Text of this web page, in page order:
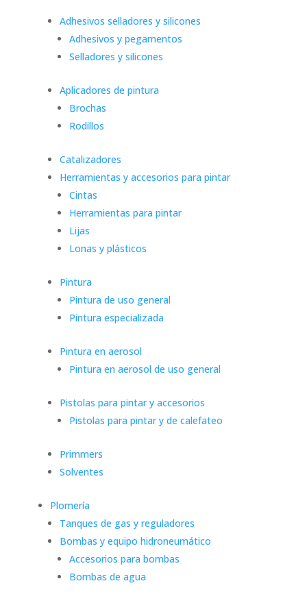
Adhesivos selladores y silicones
Adhesivos y pegamentos
Selladores y silicones
Aplicadores de pintura
Brochas
Rodillos
Catalizadores
Herramientas y accesorios para pintar
Cintas
Herramientas para pintar
Lijas
Lonas y plásticos
Pintura
Pintura de uso general
Pintura especializada
Pintura en aerosol
Pintura en aerosol de uso general
Pistolas para pintar y accesorios
Pistolas para pintar y de calefateo
Primmers
Solventes
Plomería
Tanques de gas y reguladores
Bombas y equipo hidroneumático
Accesorios para bombas
Bombas de agua